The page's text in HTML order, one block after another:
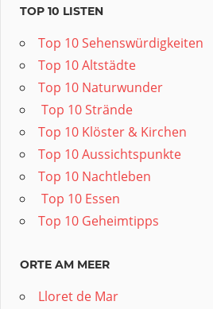
TOP 10 LISTEN
Top 10 Sehenswürdigkeiten
Top 10 Altstädte
Top 10 Naturwunder
️ Top 10 Strände
Top 10 Klöster & Kirchen
Top 10 Aussichtspunkte
Top 10 Nachtleben
️ Top 10 Essen
Top 10 Geheimtipps
ORTE AM MEER
Lloret de Mar